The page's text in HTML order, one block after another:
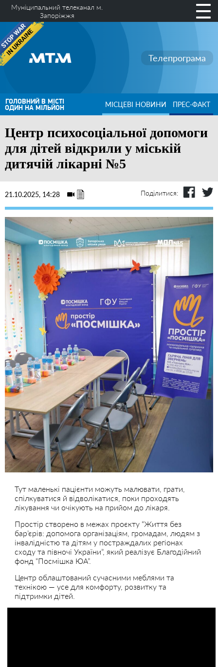
Муніципальний телеканал м.
Запоріжжя
Телепрограма
ГОЛОВНИЙ В МІСТІ
ОДИН НА МІЛЬЙОН МІСЦЕВІ НОВИНИ ПРЕС-ФАКТ
Центр психосоціальної допомоги
для дітей відкрили у міській
дитячій лікарні №5
21.10.2025, 14:28 Поділитися:
Тут маленькі пацієнти можуть малювати, грати,
спілкуватися й відволікатися, поки проходять
лікування чи очікують на прийом до лікаря.
Простір створено в межах проєкту “Життя без
бар’єрів: допомога організаціям, громадам, людям з
інвалідністю та дітям у постраждалих регіонах
сходу та півночі України”, який реалізує Благодійний
фонд “Посмішка ЮА”.
Центр облаштований сучасними меблями та
технікою — усе для комфорту, розвитку та
підтримки дітей.